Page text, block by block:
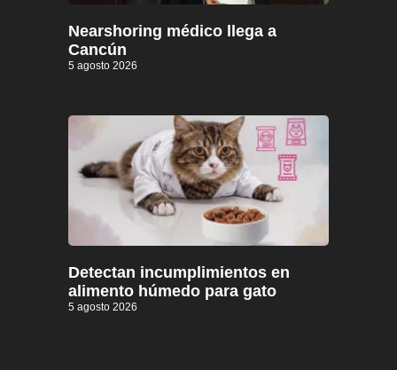
Nearshoring médico llega a
Cancún
5 agosto 2026
Detectan incumplimientos en
alimento húmedo para gato
5 agosto 2026